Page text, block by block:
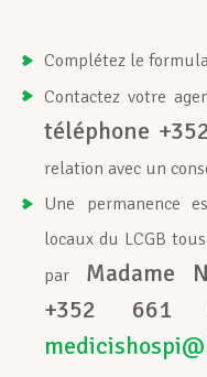
Complétez le
Contactez votre
téléphone
relation avec un
Une permanence
locaux du LCGB
par Madame
+352 661